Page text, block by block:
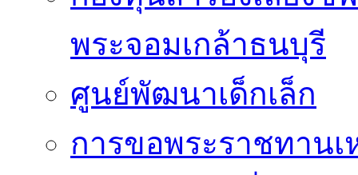
พระจอมเกล้าธนบุรี
ศูนย์พัฒนาเด็กเล็ก
การขอพระราชทาน